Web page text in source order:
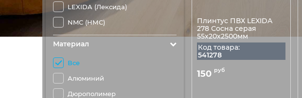
LEXIDA (Лексида)
NMC (НМС)
Материал
Все
Алюминий
Дюрополимер
Плинтус ПВХ LEXIDA
278 Сосна серая
55х20х2500мм
Код товара:
541278
150 руб